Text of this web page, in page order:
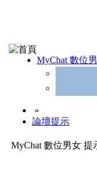
MyChat 數位
»
論壇提示
MyChat 數位男女 提